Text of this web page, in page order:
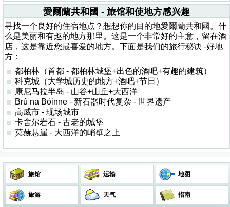
愛爾蘭共和國 - 旅馆和使地方感兴趣
寻找一个良好的住宿地点？想想你的目的地愛爾蘭共和國。什
么是美丽和有趣的地方那里。这是一个非常好的主意，留在酒
店，这是靠近您最喜爱的地方。下面是我们的旅行秘诀 -好地
方：
都柏林（首都 - 都柏林城堡+出色的酒吧+有趣的建筑）
科克城（大学城历史的地方+酒吧+节日）
康尼马拉半岛 - 山谷+山丘+大西洋
Brú na Bóinne - 新石器时代复杂 - 世界遗产
高威市 - 现场城市
卡舍尔岩石 - 古老的城堡
莫赫悬崖 - 大西洋的峭壁之上
旅馆 运输 地图
旅游 天气 指南